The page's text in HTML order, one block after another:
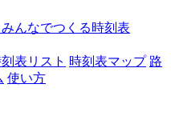
んなでつくる時刻表
表リスト 時刻表マップ 路
使い方